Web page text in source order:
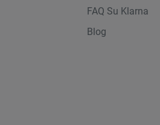
FAQ Su Klarna
Blog